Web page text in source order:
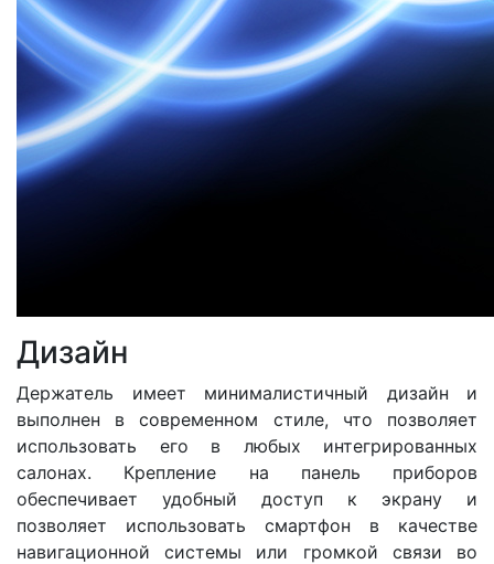
Дизайн
Держатель имеет минималистичный дизайн и
выполнен в современном стиле, что позволяет
использовать его в любых интегрированных
салонах. Крепление на панель приборов
обеспечивает удобный доступ к экрану и
позволяет использовать смартфон в качестве
навигационной системы или громкой связи во